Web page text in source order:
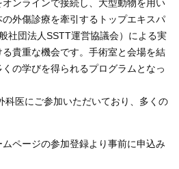
ンラインで接続し、大型動物を用い
外傷診療を牽引するトップエキスパ
社団法人SSTT運営協議会）による実
貴重な機会です。手術室と会場を結
の学びを得られるプログラムとなっ
医にご参加いただいており、多くの
ページの参加登録より事前に申込み